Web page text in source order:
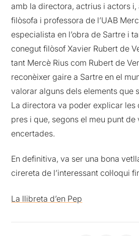
amb la directora, actrius i actors i,
filòsofa i professora de l’UAB
especialista en l’obra de Sartre i
conegut filòsof Xavier Rubert de
tant Mercè Rius com Rubert de
reconèixer gaire a Sartre en el
valorar alguns dels elements que
La directora va poder explicar les
pres i que, segons el meu punt de
encertades.
En definitiva, va ser una bona
cirereta de l’interessant col·loqui
La llibreta d’en Pep